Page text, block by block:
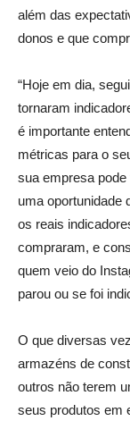
além das
donos e que
“Hoje em dia,
tornaram
é importante
métricas para o
sua empresa
uma oportunidade
os reais
compraram, e
quem veio do
parou ou se foi
O que diversas
armazéns de
outros não terem
seus produtos em